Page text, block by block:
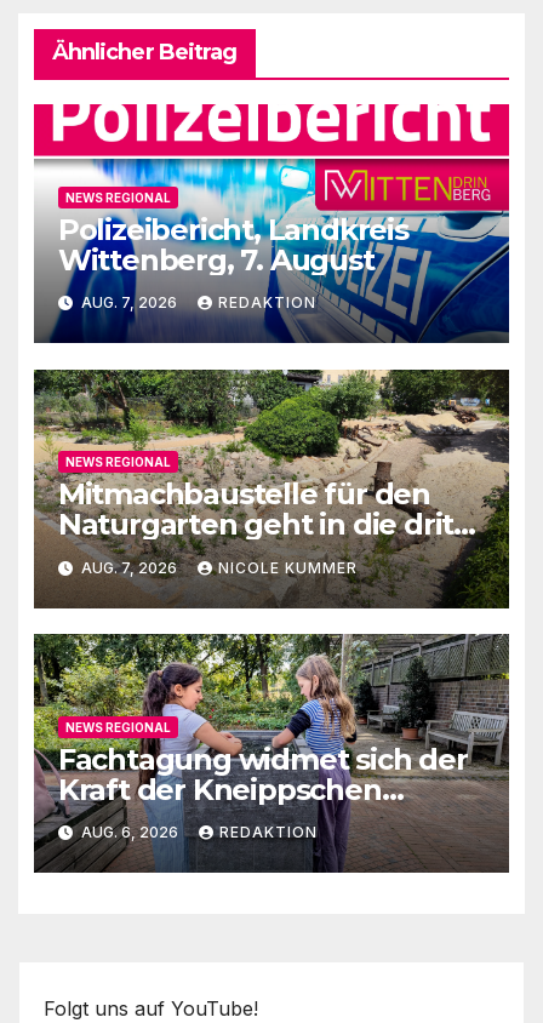
Ähnlicher Beitrag
NEWS REGIONAL
Polizeibericht, Landkreis
Wittenberg, 7. August
AUG. 7, 2026 REDAKTION
NEWS REGIONAL
Mitmachbaustelle für den
Naturgarten geht in die dritte
Runde
AUG. 7, 2026 NICOLE KUMMER
NEWS REGIONAL
Fachtagung widmet sich der
Kraft der Kneippschen
Elemente
AUG. 6, 2026 REDAKTION
Folgt uns auf YouTube!